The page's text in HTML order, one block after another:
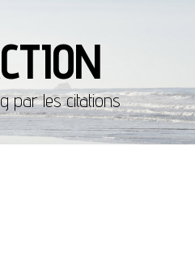
par les citations